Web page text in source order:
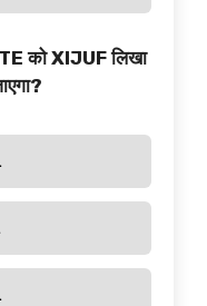
को XIJUF लिखा